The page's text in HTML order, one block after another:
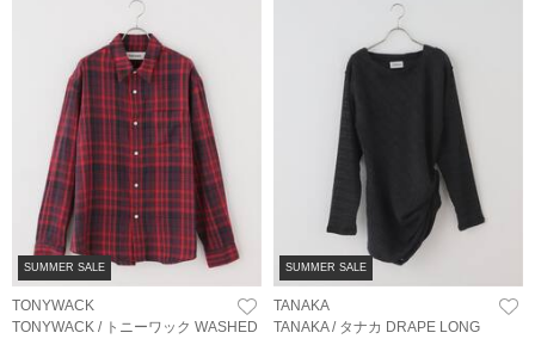
SUMMER SALE
TONYWACK
TONYWACK / トニーワック WASHED
SUMMER SALE
TANAKA
TANAKA / タナカ DRAPE LONG